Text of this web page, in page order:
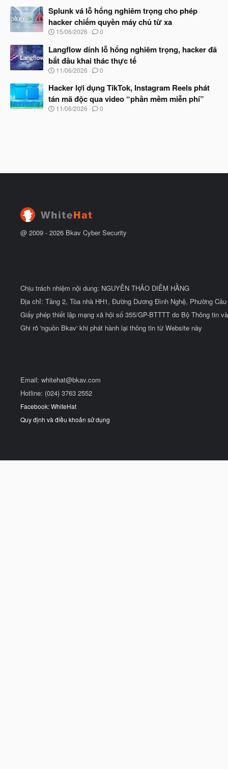
đ
ầ
u
à
b
ắ
đ
ầ
u
Splunk vá lỗ hổng nghiêm trọng cho phép
hacker chiếm quyền máy chủ từ xa
N
à
y
b
ắ
đ
ầ
u
15/06/2026 0
Langflow dính lỗ hổng nghiêm trọng, hacker đã
bắt đầu khai thác thực tế
N
à
b
ắ
11/06/2026 0
Hacker lợi dụng TikTok, Instagram Reels phát
tán mã độc qua video “phần mềm miễn phí”
N
ầ
11/06/2026 0
@ 2009 - 2026 Bkav Cyber Security
Chịu trách nhiệm nội dung: NGUYỄN THẢO DIỄM HẰNG
Địa chỉ: Tầng 2, Tòa nhà HH1, Đường Dương Đình Nghệ, Phường
Giấy phép thiết lập mạng xã hội số 355/GP-BTTTT do Bộ Thông tin
Ghi rõ 'nguồn Bkav' khi phát hành lại thông tin từ Website này
Email: whitehat@bkav.com
Hotline: (024) 3763 2552
Facebook: WhiteHat
Quy định và điều khoản sử dụng